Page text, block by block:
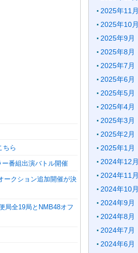
ちら
ー番組出演バトル開催
ークション追加開催が決
局全19局とNMB48オフ
2025年11月
2025年10月
2025年9月
2025年8月
2025年7月
2025年6月
2025年5月
2025年4月
2025年3月
2025年2月
2025年1月
2024年12月
2024年11月
2024年10月
2024年9月
2024年8月
2024年7月
2024年6月